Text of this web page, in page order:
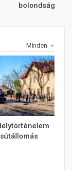
bolondság
Minden